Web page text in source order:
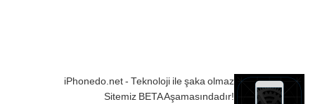
iPhonedo.net - Teknoloji ile şaka olmaz
Sitemiz BETA Aşamasındadır!